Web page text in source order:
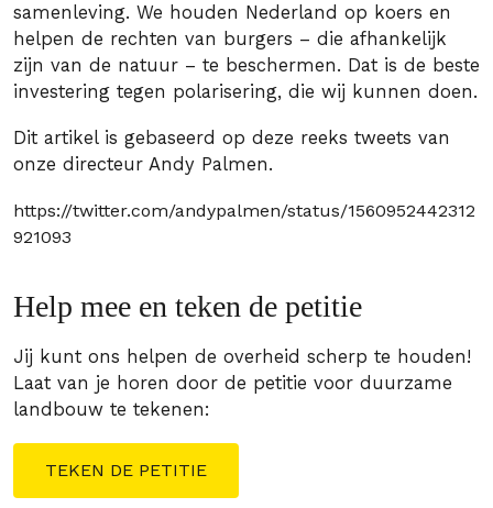
samenleving. We houden Nederland op koers en
helpen de rechten van burgers – die afhankelijk
zijn van de natuur – te beschermen. Dat is de beste
investering tegen polarisering, die wij kunnen doen.
Dit artikel is gebaseerd op deze reeks tweets van
onze directeur Andy Palmen.
https://twitter.com/andypalmen/status/1560952442312
921093
Help mee en teken de petitie
Jij kunt ons helpen de overheid scherp te houden!
Laat van je horen door de petitie voor duurzame
landbouw te tekenen:
TEKEN DE PETITIE